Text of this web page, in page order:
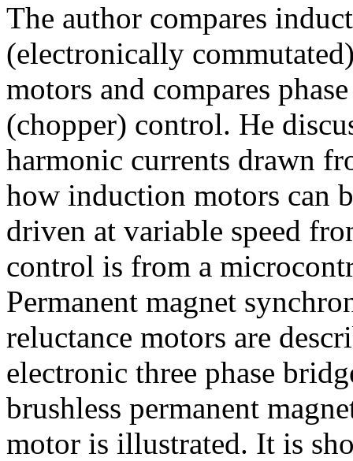
The author compares
(electronically
motors and compares
(chopper) control. He
harmonic currents drawn
how induction motors can
driven at variable speed
control is from a
Permanent magnet
reluctance motors are
electronic three phase
brushless permanent
motor is illustrated. It is